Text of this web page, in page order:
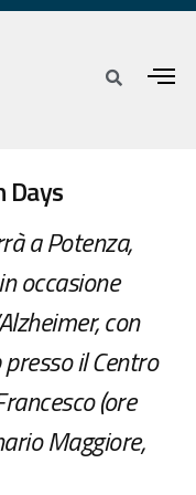
Days
a Potenza,
occasione
con
il Centro
(ore
Maggiore,